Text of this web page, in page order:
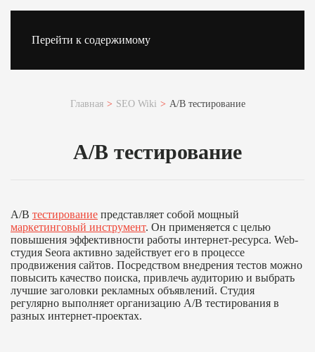
Перейти к содержимому
Главная SEO Wiki A/B тестирование
A/B тестирование
A/B тестирование представляет собой мощный
маркетинговый инструмент. Он применяется с целью
повышения эффективности работы интернет-ресурса. Web-
студия Seora активно задействует его в процессе
продвижения сайтов. Посредством внедрения тестов можно
повысить качество поиска, привлечь аудиторию и выбрать
лучшие заголовки рекламных объявлений. Студия
регулярно выполняет организацию A/B тестирования в
разных интернет-проектах.